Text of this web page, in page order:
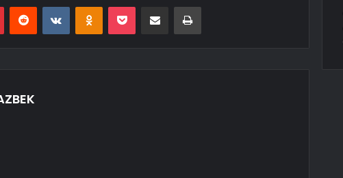
PinterestReddit VKontakteOdnoklassniki
Pocket E-Posta ile paylaş Yazdır